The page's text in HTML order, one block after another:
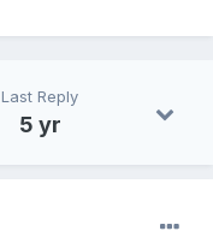
Last Reply
5 yr